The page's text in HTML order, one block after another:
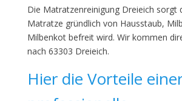
Die Matratzenreinigung Dreieich sorgt
Matratze gründlich von Hausstaub,
Milbenkot befreit wird. Wir kommen
nach 63303 Dreieich.
Hier die Vorteile